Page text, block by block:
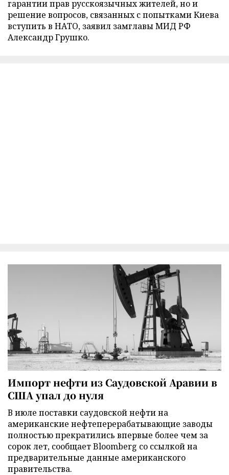
гарантии прав русскоязычных жителей, но и
решение вопросов, связанных с попытками Киева
вступить в НАТО, заявил замглавы МИД РФ
Александр Грушко.
Импорт нефти из Саудовской Аравии в
США упал до нуля
В июле поставки саудовской нефти на
американские нефтеперерабатывающие заводы
полностью прекратились впервые более чем за
сорок лет, сообщает Bloomberg со ссылкой на
предварительные данные американского
правительства.